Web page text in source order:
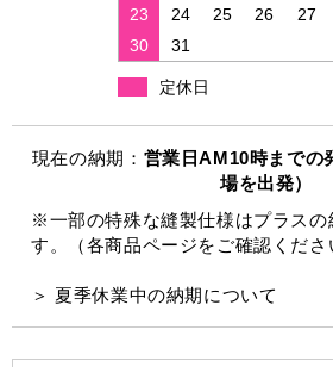
23
24 25 26 27
30
31
定休日
現在の納期： 営業日AM10時までの
場を出発）
※一部の特殊な縫製仕様はプラスの
す。（各商品ページをご確認くださ
＞ 夏季休業中の納期について